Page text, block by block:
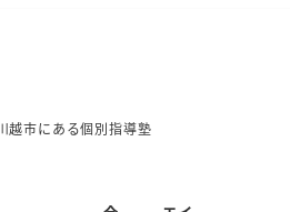
越市にある個別指導塾